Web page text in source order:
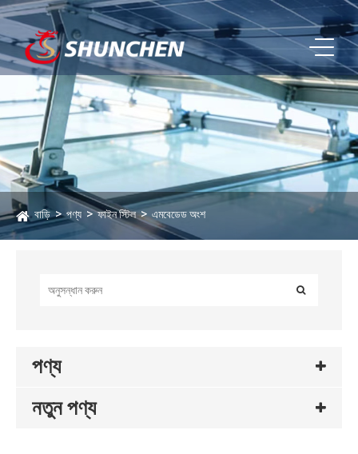
বাড়ি পণ্য ফাইন স্টিল এমবেডেড অংশ
পণ্য
নতুন পণ্য